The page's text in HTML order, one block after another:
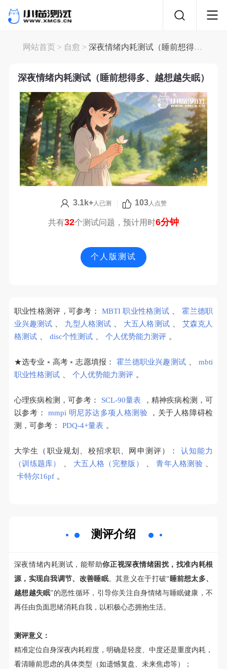
网站首页 > 自愈 > 深夜情绪内耗测试（睡前想得多、越想越失眠）
深夜情绪内耗测试（睡前想得多、越想越失眠）
3.1k+人已测 103人点赞
共有32个测试问题，预计用时6分钟
个人版测试
职业性格测评，可参考： MBTI 职业性格测试 、
霍兰德职
业兴趣测试 、 九型人格测试 、 大五人格测试 、
艾森克人
格测试 、 disc个性测试 、 个人优势能力测评 。
★选专业﹡高考﹡志愿填报： 霍兰德职业兴趣测试 、
mbti
职业性格测试 、 个人优势能力测评 。
心理疾病检测，可参考： SCL-90量表
，精神疾病检测，可
以参考：
mmpi 明尼苏达多项人格测验
，关于人格障碍检
测，可参考：
PDQ-4+量表 。
大学生（职业规划、校招求职、网申测评）：
认知能力
（训练题库）
、 大五人格（完整版） 、 青年人格测验 、
卡特尔16pf 。
测评介绍
深夜情绪内耗测试，能帮助你正视深夜情绪困扰，找准内耗根
源，实现自我调节、改善睡眠。其意义在于打破“ 睡前想太多、
越想越失眠”的恶性循环，引导你关注自身情绪与睡眠健康，不
再任由负面思绪消耗自我，以积极心态拥抱生活。
测评意义：
精准定位自身深夜内耗程度，明确是轻度、中度还是重度内耗，
看清睡前思虑的具体类型（如遗憾复盘、未来焦虑等）；